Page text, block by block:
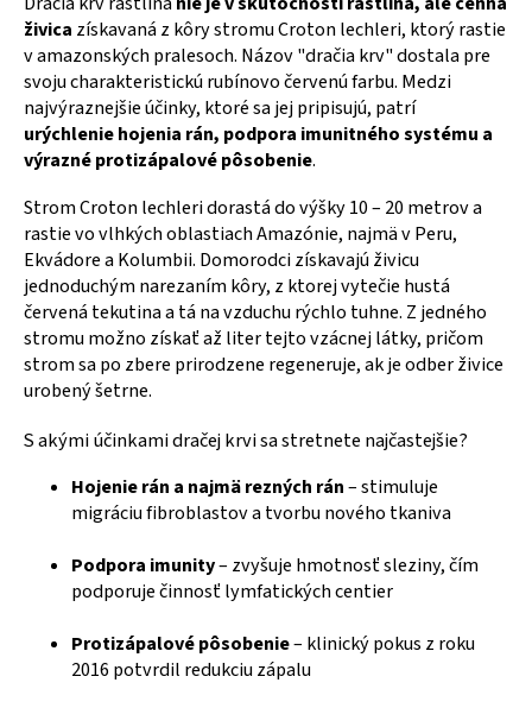
živica získavaná z kôry stromu Croton lechleri, ktorý rastie
v amazonských pralesoch. Názov "dračia krv" dostala pre
svoju charakteristickú rubínovo červenú farbu. Medzi
najvýraznejšie účinky, ktoré sa jej pripisujú, patrí
urýchlenie hojenia rán, podpora imunitného systému a
výrazné protizápalové pôsobenie.
Strom Croton lechleri dorastá do výšky 10 – 20 metrov a
rastie vo vlhkých oblastiach Amazónie, najmä v Peru,
Ekvádore a Kolumbii. Domorodci získavajú živicu
jednoduchým narezaním kôry, z ktorej vytečie hustá
červená tekutina a tá na vzduchu rýchlo tuhne. Z jedného
stromu možno získať až liter tejto vzácnej látky, pričom
strom sa po zbere prirodzene regeneruje, ak je odber živice
urobený šetrne.
S akými účinkami dračej krvi sa stretnete najčastejšie?
Hojenie rán a najmä rezných rán– stimuluje
migráciu fibroblastov a tvorbu nového tkaniva
Podpora imunity– zvyšuje hmotnosť sleziny, čím
podporuje činnosť lymfatických centier
Protizápalové pôsobenie– klinický pokus z roku
2016 potvrdil redukciu zápalu